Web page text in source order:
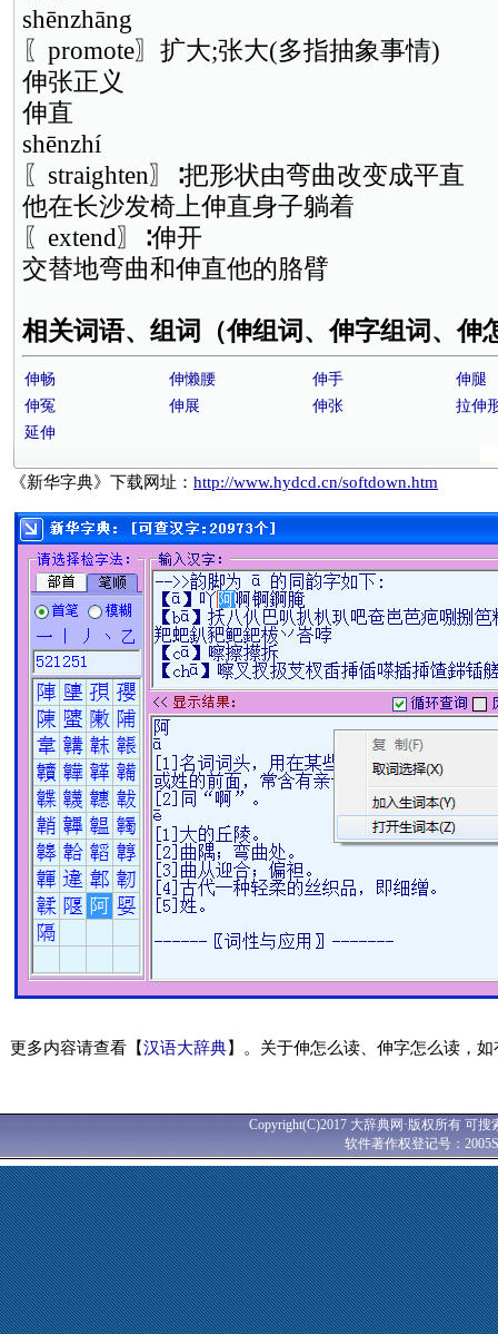
shēnzhāng
〖promote〗扩大;张大(多指抽象事情)
伸张正义
伸直
shēnzhí
〖straighten〗∶把形状由弯曲改变成平直
他在长沙发椅上伸直身子躺着
〖extend〗∶伸开
交替地弯曲和伸直他的胳臂
相关词语、组词（伸组词、伸字组词、伸
伸畅 伸懒腰 伸手
伸腿
伸冤
伸展 伸张
拉伸
延伸
《新华字典》下载网址： http://www.hydcd.cn/softdown.htm
更多内容请查看【汉语大辞典】。关于伸怎么读、伸字怎么读，
Copyright(C)2017 大辞典网·版权所有 可
软件著作权登记号：